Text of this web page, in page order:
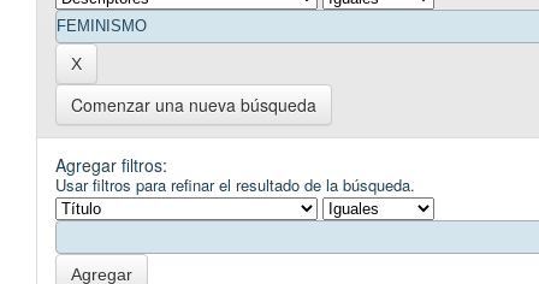
Comenzar una nueva búsqueda
Agregar filtros:
Usar filtros para refinar el resultado de la búsqueda.